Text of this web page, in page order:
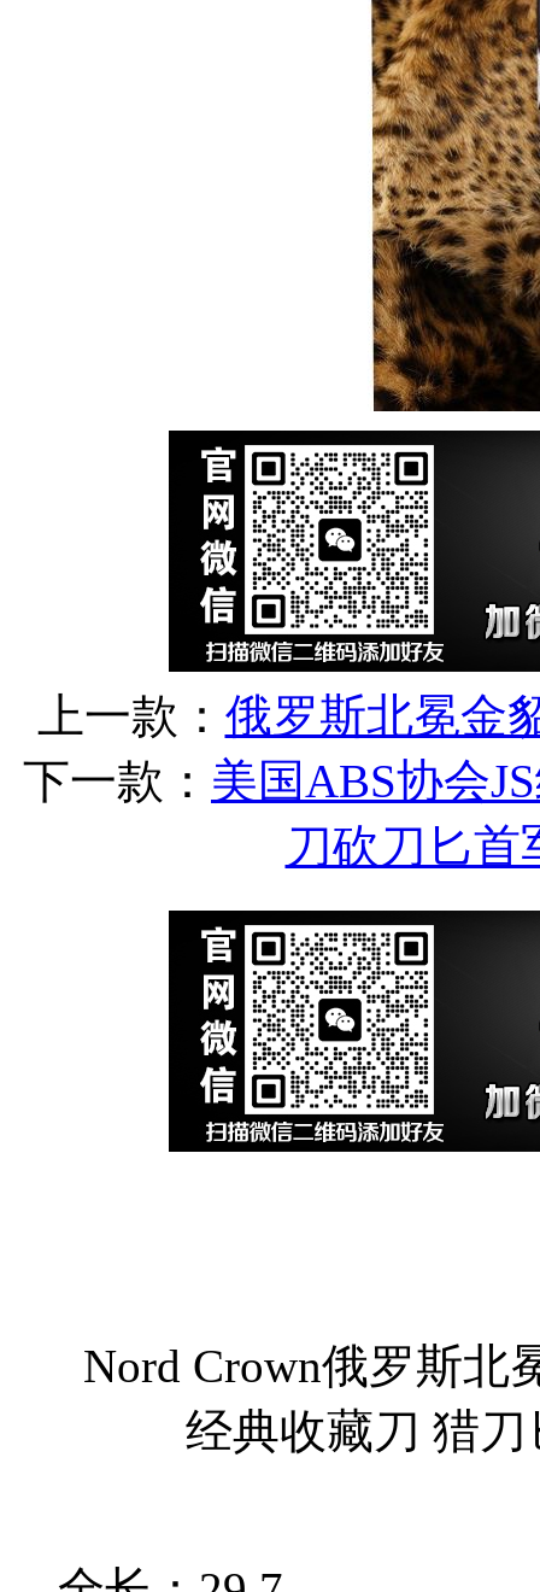
上一款： 俄罗斯北冕金
下一款： 美国ABS协会
刀砍刀匕首
Nord Crown俄罗斯北
经典收藏刀 猎